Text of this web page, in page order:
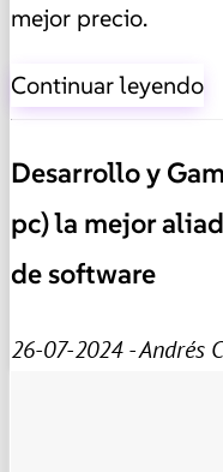
mejor precio.
Continuar leyendo
Desarrollo y
pc) la mejor
de software
26-07-2024 - Andrés